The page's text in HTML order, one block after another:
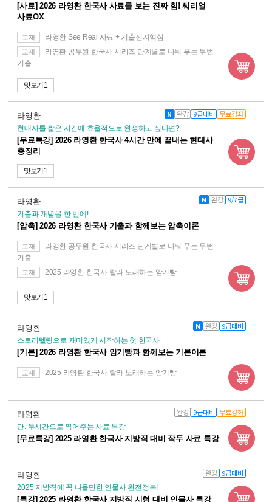
[사료] 2026 라영환 한국사 사료를 보는 진짜 힘! 씨리얼
사료OX
교재 라영환 See Real 사료 + 기출선지핵심
교재
라영환 공무원 한국사 시리즈 단계별로 나눠 푸는 두번
기출
맛보기 1
라영환 N 완강 9급대비 무료강좌
현대사를 짧은 시간에 효율적으로 완성하고 싶다면?
[무료특강] 2026 라영환 한국사 4시간 만에 끝내는 현대사
총정리
맛보기 1
라영환 N 완강 9/7급
기출과 개념을 한 번에!
[압축] 2026 라영환 한국사 기출과 함께보는 압축이론
교재
라영환 공무원 한국사 시리즈 단계별로 나눠 푸는 두번
기출
교재 2025 라영환 한국사 랄라 노래하는 암기빵
맛보기 1
라영환 N 완강 9급대비
스토리텔링으로 재미있게 시작하는 첫 한국사
[기본] 2026 라영환 한국사 암기빵과 함께보는 기본이론
교재 2025 라영환 한국사 랄라 노래하는 암기빵
라영환 완강 9급대비 무료강좌
단. 두시간으로 찍어주는 사료 특강
[무료특강] 2025 라영환 한국사 지방직 대비 작두 사료 특강
라영환 완강 9급대비
2025 지방직에 꼭 나올만한 인물사 완전정복!
[특강] 2025 라영환 한국사 지방직 시험 대비 인물사 특강